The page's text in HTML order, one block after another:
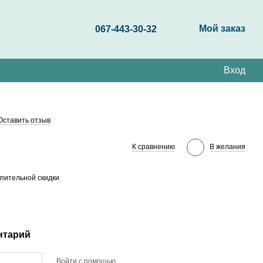
067-443-30-32 Мой заказ
Вход
отзыв
К сравнению В желания
скидки
Войти с помощью